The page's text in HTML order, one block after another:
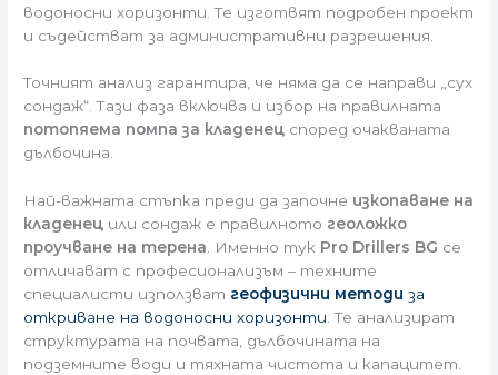
водоносни хоризонти. Те изготвят подробен проект
и съдействат за административни разрешения.
Точният анализ гарантира, че няма да се направи „сух
сондаж“. Тази фаза включва и избор на правилната
потопяема помпа за кладенец според очакваната
дълбочина.
Най-важната стъпка преди да започне изкопаване на
кладенец или сондаж е правилното геоложко
проучване на терена. Именно тук Pro Drillers BG се
отличават с професионализъм – техните
специалисти използват геофизични методи за
откриване на водоносни хоризонти. Те анализират
структурата на почвата, дълбочината на
подземните води и тяхната чистота и капацитет.